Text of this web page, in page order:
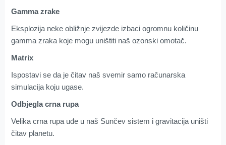
Gamma zrake
Eksplozija neke obližnje zvijezde izbaci ogromnu količinu
gamma zraka koje mogu uništiti naš ozonski omotač.
Matrix
Ispostavi se da je čitav naš svemir samo računarska
simulacija koju ugase.
Odbjegla crna rupa
Velika crna rupa uđe u naš Sunčev sistem i gravitacija uništi
čitav planetu.